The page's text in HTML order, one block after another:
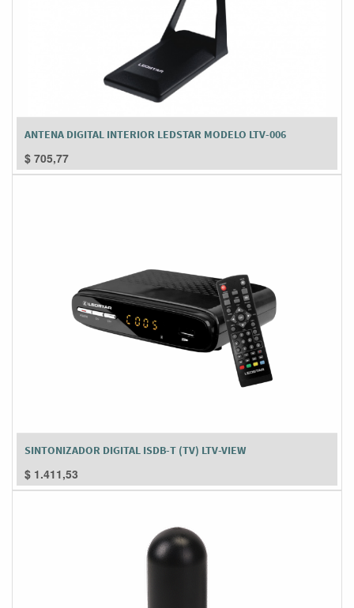
ANTENA DIGITAL INTERIOR LEDSTAR MODELO LTV-006
$ 705,77
SINTONIZADOR DIGITAL ISDB-T (TV) LTV-VIEW
$ 1.411,53